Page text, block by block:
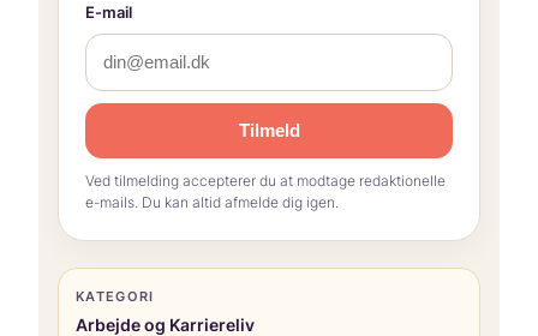
E-mail
Tilmeld
Ved tilmelding accepterer du at modtage redaktionelle
e-mails. Du kan altid afmelde dig igen.
KATEGORI
Arbejde og Karriereliv